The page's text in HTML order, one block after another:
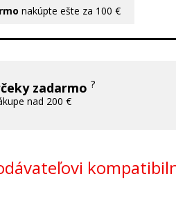
nakúpte ešte za 100 €
zadarmo?
nad 200 €